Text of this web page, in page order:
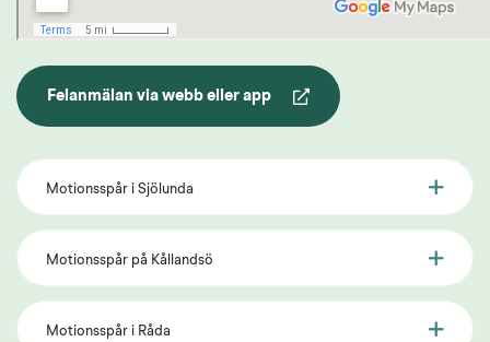
Felanmälan via webb eller app
Motionsspår i Sjölunda
Motionsspår på Kållandsö
Motionsspår i Råda